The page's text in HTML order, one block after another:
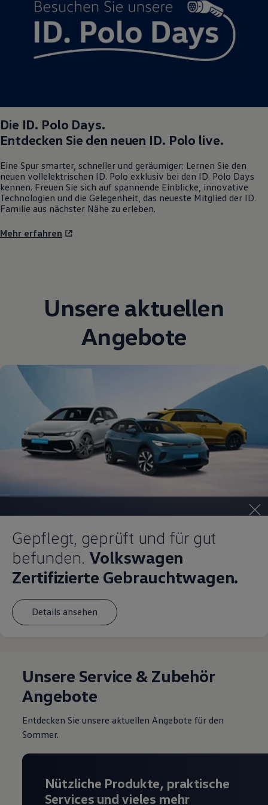
Magazin
Lifestyle
Transport
Familie
Elektromobilität
Die ID. Polo Days.
Entdecken Sie den neuen ID. Polo live.
Eine Spur smarter, schneller und geräumiger: Lernen Sie den
neuen vollelektrischen ID. Polo exklusiv bei den ID. Polo Days
kennen. Freuen Sie sich auf spannende Einblicke, innovative
Technologien und die Gelegenheit, das neueste Mitglied der ID.
Familie aus nächster Nähe zu erleben.
Mehr erfahren
Unsere aktuellen
Angebote
Gepflegt, geprüft und für gut
befunden. Volkswagen
Zertifizierte Gebrauchtwagen.
Details ansehen
Unsere Service & Zubehör
Angebote
Entdecken Sie unsere aktuellen Angebote für den
Sommer.
Nützliche Produkte, praktische
Services und vieles mehr